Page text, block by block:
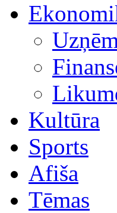
Kultūra
Sports
Afiša
Tēmas